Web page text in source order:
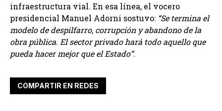
infraestructura vial. En esa línea, el vocero
presidencial Manuel Adorni sostuvo: “Se termina el
modelo de despilfarro, corrupción y abandono de la
obra pública. El sector privado hará todo aquello que
pueda hacer mejor que el Estado”.
COMPARTIR EN REDES